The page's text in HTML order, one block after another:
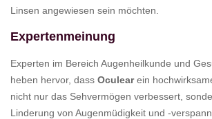
Linsen angewiesen sein möchten.
Expertenmeinung
Experten im Bereich Augenheilkunde und
heben hervor, dass Oculearein
nicht nur das Sehvermögen verbessert,
Linderung von Augenmüdigkeit und -